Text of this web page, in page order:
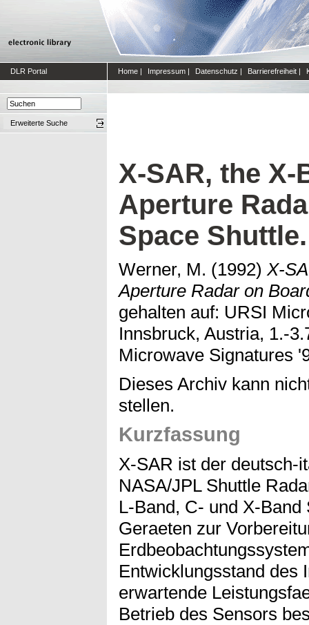
DLR Portal Home | Impressum | Datenschutz | Barrierefreiheit |
Erweiterte Suche
X-SAR, the
Aperture
Space Shuttle.
Werner, M. (1992) X-
Aperture Radar on
gehalten auf: URSI
Innsbruck, Austria, 1.-
Microwave Signatures
Dieses Archiv kann
stellen.
Kurzfassung
X-SAR ist der deutsch-
NASA/JPL Shuttle
L-Band, C- und X-
Geraeten zur
Entwicklungsstand des
erwartende
Betrieb des Sensors